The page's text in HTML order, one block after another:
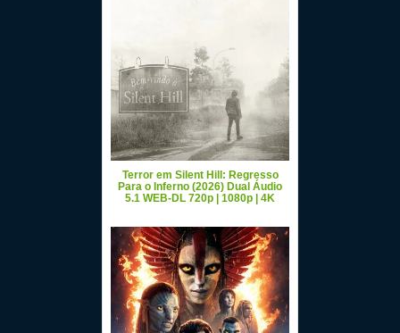
Terror em Silent Hill: Regresso
Para o Inferno (2026) Dual Áudio
5.1 WEB-DL 720p | 1080p | 4K